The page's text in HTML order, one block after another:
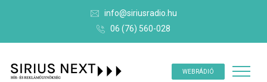
info@siriusradio.hu
06 (76) 560-028
WEBRÁDIÓ